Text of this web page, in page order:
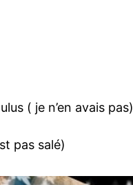
( je n’en avais pas)
pas salé)